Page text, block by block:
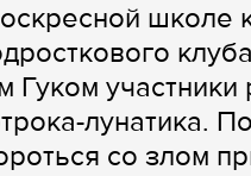
школе
Гуком
лунатика.
со злом